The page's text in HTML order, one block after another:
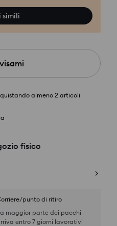
simili
almeno 2 articoli
fisico
punto di ritiro
maggior parte dei pacchi
entro 7 giorni lavorativi